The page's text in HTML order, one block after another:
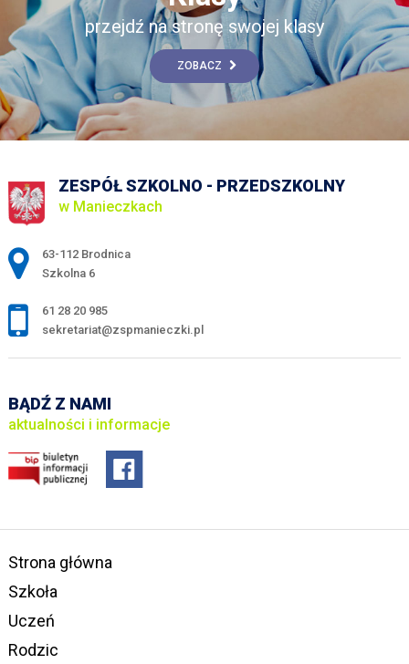
przejdź na stronę swojej klasy
ZOBACZ
ZESPÓŁ SZKOLNO - PRZEDSZKOLNY
w Manieczkach
Adres pocztowy:
63-112 Brodnica
Szkolna 6
61 28 20 985
sekretariat@zspmanieczki.pl
BĄDŹ Z NAMI
aktualności i informacje
Strona główna
Szkoła
Uczeń
Rodzic